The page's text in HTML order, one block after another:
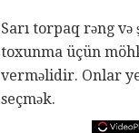
Sarı torpaq rəng
toxunma üçün
verməlidir. Onlar
seçmək.